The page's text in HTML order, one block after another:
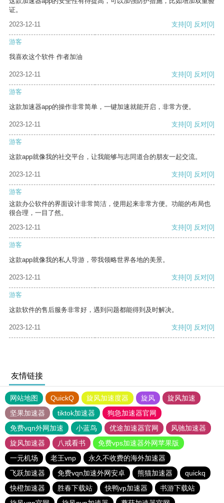
证。
2023-12-11
支持[0] 反对[0]
游客
我喜欢这个软件 作者加油
2023-12-11 支持[0] 反对[0]
游客
这款加速器app的操作非常简单，一键加速就能开启，非常方便。
2023-12-11 支持[0] 反对[0]
游客
这款app就像我的社交平台，让我能够与志同道合的朋友一起交流。
2023-12-11 支持[0] 反对[0]
游客
这款办公软件的界面设计非常简洁，使用起来非常方便。功能的布局也
很合理，一目了然。
2023-12-11
支持[0] 反对[0]
游客
这款app就像我的私人导游，带我领略世界各地的美景。
2023-12-11 支持[0] 反对[0]
游客
这款软件的售后服务非常好，遇到问题都能得到及时解决。
2023-12-11 支持[0] 反对[0]
友情链接
网站地图 QuickQ 旋风加速度器 旋风
旋风加速
坚果加速器
tiktok加速器
狗急加速器官网
免费vqn外网加速
小蓝鸟 优途加速器官网
风驰加速器
旋风加速器
八戒看书
免费vps加速器外网苹果版
一元机场
老王vnp
永久不收费的海外加速器
飞跃加速器
免费vqn加速外网安卓 熊猫加速器
quickq
快橙加速器
胜春下载站 快鸭vp加速器
书游下载站